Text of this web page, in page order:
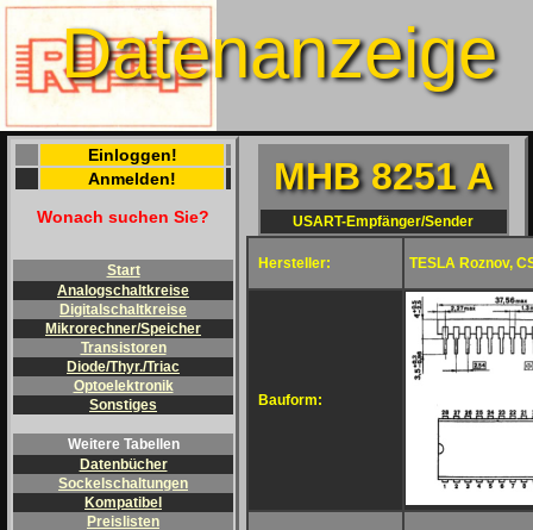
Datenanzeige
Einloggen!
Anmelden!
Wonach suchen Sie?
Start
Analogschaltkreise
Digitalschaltkreise
Mikrorechner/Speicher
Transistoren
Diode/Thyr./Triac
Optoelektronik
Sonstiges
Weitere Tabellen
Datenbücher
Sockelschaltungen
Kompatibel
Preislisten
MHB 8251 A
USART-Empfänger/Sender
Hersteller: TESLA Roznov,
Bauform: